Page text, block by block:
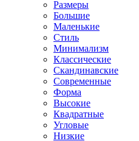
Размеры
Большие
Маленькие
Стиль
Минимализм
Классические
Скандинавские
Современные
Форма
Высокие
Квадратные
Угловые
Низкие